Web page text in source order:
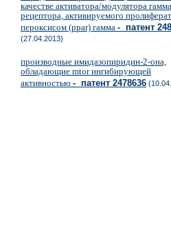
качестве активатора/модулятора
рецептора, активируемого
пероксисом (ppar) гамма - патент
(27.04.2013)
производные имидазопиридин-2-она,
обладающие mtor ингибирующей
активностью - патент 2478636